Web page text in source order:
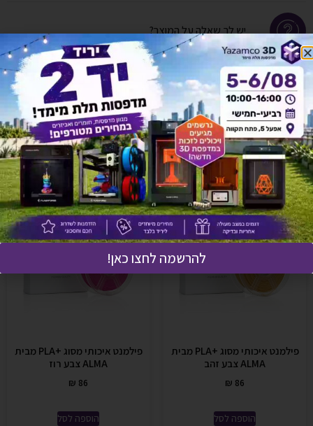
יש לך שאלה על המוצר?
לחץ כאן ונציגנו יחזרו אליך בהקדם!
אולי יעניין אותך גם
פילמנט איכותי מסוג +PLA מבית
ALMA צבע זהב
₪ 86
הוספה לסל
פילמנט איכותי מסוג +PLA מבית
ALMA צבע רוז
₪ 86
הוספה לסל
להרשמה לחצו כאן!